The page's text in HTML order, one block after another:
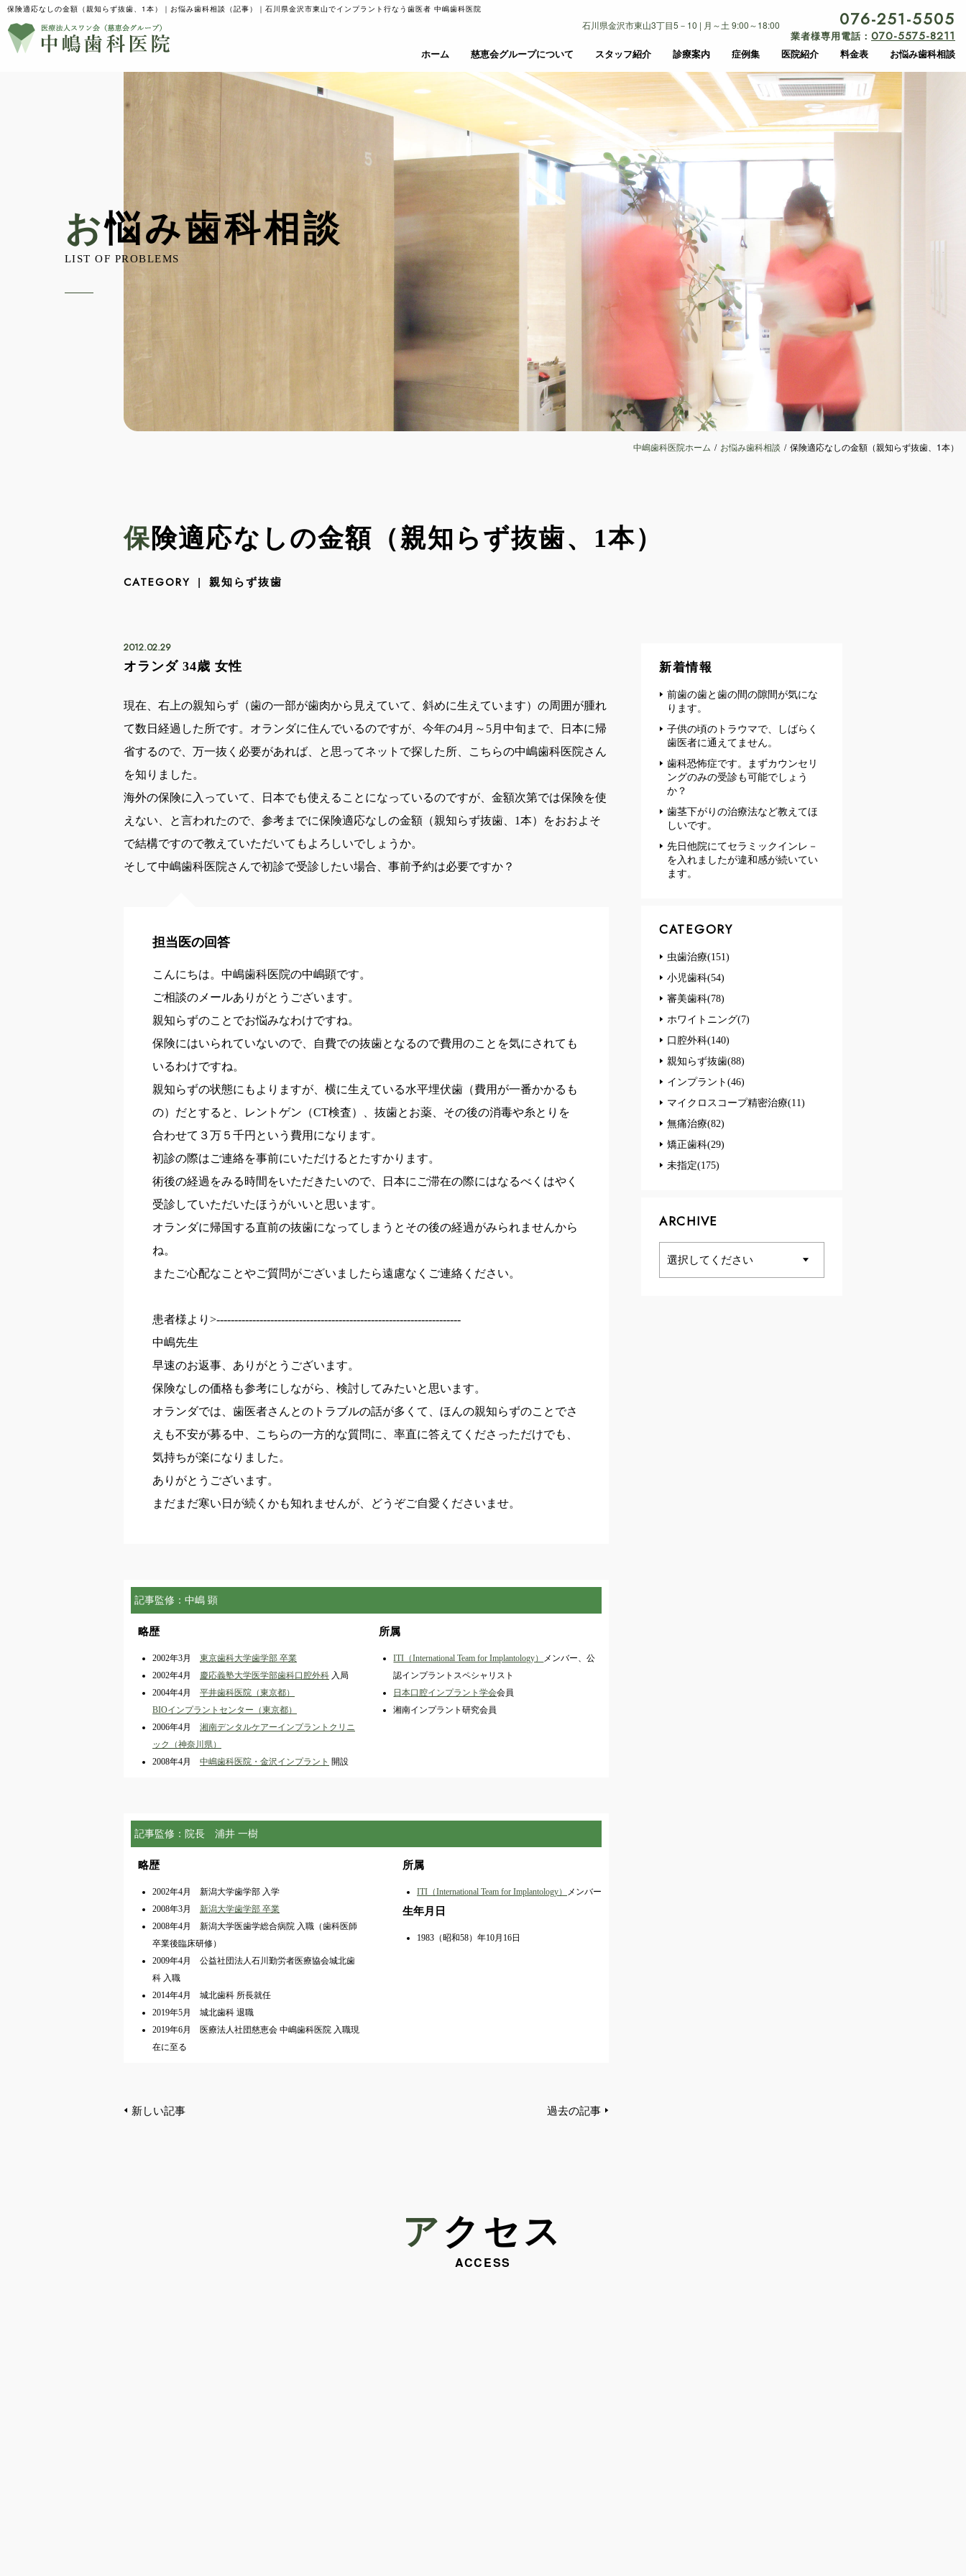
保険適応なしの金額（親知らず抜歯、1本）｜お悩み歯科相談（記事）｜石川県金沢市東山でインプラント行なう歯医者 中嶋歯科医院
石川県金沢市東山3丁目5－10 | 月～土 9:00～18:00 076-251-5505
業者様専用電話： 070-5575-8211
ホーム 慈恵会グループについて スタッフ紹介 診療案内
TREATMENT 診療案内
審美歯科・ホワイトニング 負担の少ない治療 訪問診療
症例集 医院紹介 料金表 お悩み歯科相談
TREATMENT 診療案内
一般治療 インプラント 審美歯科・ホワイトニング 負担の少ない治療
お悩み歯科相談
LIST OF PROBLEMS
中嶋歯科医院ホーム お悩み歯科相談 保険適応なしの金額（親知らず抜歯、1本）
保険適応なしの金額（親知らず抜歯、1本）
CATEGORY 親知らず抜歯
2012.02.29
オランダ 34歳 女性
現在、右上の親知らず（歯の一部が歯肉から見えていて、斜めに生えています）の周囲が腫れ
て数日経過した所です。オランダに住んでいるのですが、今年の4月～5月中旬まで、日本に帰
省するので、万一抜く必要があれば、と思ってネットで探した所、こちらの中嶋歯科医院さん
を知りました。
海外の保険に入っていて、日本でも使えることになっているのですが、金額次第では保険を使
えない、と言われたので、参考までに保険適応なしの金額（親知らず抜歯、1本）をおおよそ
で結構ですので教えていただいてもよろしいでしょうか。
そして中嶋歯科医院さんで初診で受診したい場合、事前予約は必要ですか？
担当医の回答
こんにちは。中嶋歯科医院の中嶋顕です。
ご相談のメールありがとうございます。
親知らずのことでお悩みなわけですね。
保険にはいられていないので、自費での抜歯となるので費用のことを気にされても
いるわけですね。
親知らずの状態にもよりますが、横に生えている水平埋伏歯（費用が一番かかるも
の）だとすると、レントゲン（CT検査）、抜歯とお薬、その後の消毒や糸とりを
合わせて３万５千円という費用になります。
初診の際はご連絡を事前にいただけるとたすかります。
術後の経過をみる時間をいただきたいので、日本にご滞在の際にはなるべくはやく
受診していただいたほうがいいと思います。
オランダに帰国する直前の抜歯になってしまうとその後の経過がみられませんから
ね。
またご心配なことやご質問がございましたら遠慮なくご連絡ください。
患者様より>--------------------------------------------------------------------
中嶋先生
早速のお返事、ありがとうございます。
保険なしの価格も参考にしながら、検討してみたいと思います。
オランダでは、歯医者さんとのトラブルの話が多くて、ほんの親知らずのことでさ
えも不安が募る中、こちらの一方的な質問に、率直に答えてくださっただけでも、
気持ちが楽になりました。
ありがとうございます。
まだまだ寒い日が続くかも知れませんが、どうぞご自愛くださいませ。
記事監修：中嶋 顕
略歴
2002年3月 東京歯科大学歯学部 卒業
2002年4月 慶応義塾大学医学部歯科口腔外科 入局
2004年4月 平井歯科医院（東京都）
BIOインプラントセンター（東京都）
2006年4月 湘南デンタルケアーインプラントクリニ
ック（神奈川県）
2008年4月 中嶋歯科医院・金沢インプラント 開設
所属
ITI（International Team for Implantology）
メンバー、公
認インプラントスペシャリスト
日本口腔インプラント学会会員
湘南インプラント研究会員
記事監修：院長 浦井 一樹
略歴
2002年4月 新潟大学歯学部 入学
2008年3月 新潟大学歯学部 卒業
2008年4月 新潟大学医歯学総合病院 入職（歯科医師
卒業後臨床研修）
2009年4月 公益社団法人石川勤労者医療協会城北歯
科 入職
2014年4月 城北歯科 所長就任
2019年5月 城北歯科 退職
2019年6月 医療法人社団慈恵会 中嶋歯科医院 入職現
在に至る
所属
ITI（International Team for Implantology） メンバー
生年月日
1983（昭和58）年10月16日
新しい記事 過去の記事
新着情報
前歯の歯と歯の間の隙間が気にな
ります。
子供の頃のトラウマで、しばらく
歯医者に通えてません。
歯科恐怖症です。まずカウンセリ
ングのみの受診も可能でしょう
か？
歯茎下がりの治療法など教えてほ
しいです。
先日他院にてセラミックインレ－
を入れましたが違和感が続いてい
ます。
CATEGORY
虫歯治療(151)
小児歯科(54)
審美歯科(78)
ホワイトニング(7)
口腔外科(140)
親知らず抜歯(88)
インプラント(46)
マイクロスコープ精密治療(11)
無痛治療(82)
矯正歯科(29)
未指定(175)
ARCHIVE
アクセス
ACCESS